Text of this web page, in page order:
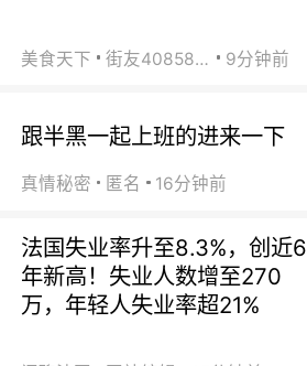
美食天下 街友40858442 9分钟前
跟半黑一起上班的进来一下
真情秘密 匿名 16分钟前
法国失业率升至8.3%，创近6
年新高！失业人数增至270
万，年轻人失业率超21%